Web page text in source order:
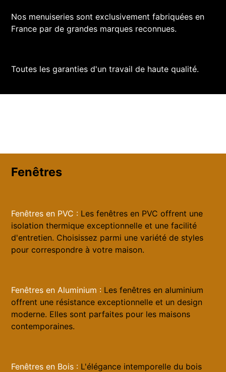
Nos menuiseries sont exclusivement fabriquées en
France par de grandes marques reconnues.
Toutes les garanties d'un travail de haute qualité.
Fenêtres
Fenêtres en PVC : Les fenêtres en PVC offrent une
isolation thermique exceptionnelle et une facilité
d'entretien. Choisissez parmi une variété de styles
pour correspondre à votre maison.
Fenêtres en Aluminium : Les fenêtres en aluminium
offrent une résistance exceptionnelle et un design
moderne. Elles sont parfaites pour les maisons
contemporaines.
Fenêtres en Bois : L'élégance intemporelle du bois